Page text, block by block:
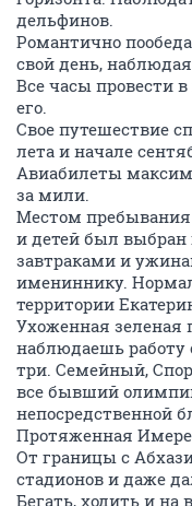
дельфинов.
Романтично
свой день,
Все часы провести
его.
Свое путешествие
лета и начале
Авиабилеты
за мили.
Местом пребывания
и детей был выбран
завтраками и
имениннику.
территории
Ухоженная зеленая
наблюдаешь работу
три. Семейный,
все бывший
непосредственной
Протяженная
От границы с
стадионов и даже
Бегать, ходить и на